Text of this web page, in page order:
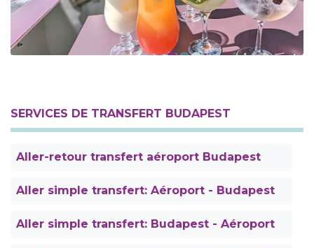
SERVICES DE TRANSFERT BUDAPEST
Aller-retour transfert aéroport Budapest
Aller simple transfert: Aéroport - Budapest
Aller simple transfert: Budapest - Aéroport